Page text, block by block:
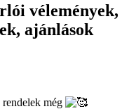
vélemények,
ajánlások
még